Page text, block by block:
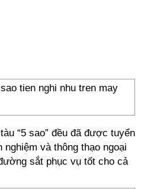
“5 sao” đều đã được tuyển
và thông thạo ngoại
sắt phục vụ tốt cho cả